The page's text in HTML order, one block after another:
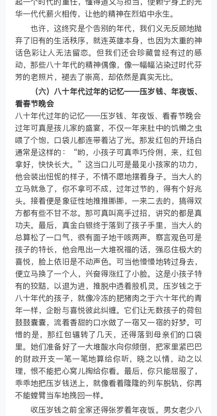
华一代代薪火相传，让他的精神在烈焰中永生。
也许，这终究是个告别的年代，我们义无反顾地抛
弃了旧有的生活秩序，就连英雄本身，也因为太重的神
话色彩让人无法留恋。但我们还会珍藏曾经有过的感
动，那些八十年代的精神偶像，像一幅幅沾染过时代芬
芳的老照片，褪去了崇高，却依然是真实无比。
（六）八十年代过年的记忆——压岁钱、年夜饭、
看春节晚会
八十年代过年的记忆——压岁钱、年夜饭、看春节晚会
过年可真是孩儿家的盛宴，不仅一年来肚中的饥懒之虫
喂了个饱，口袋儿都连带着沾了光。那发红包的开场白
通常是这样的：“哟，小孩子可真乖巧伶俐，来，红包
拿好，快快长大。”这当口儿可是最见小孩家的功力，
他会装出忸怩的样子，不情不愿地摆着身子。当大人的
立马就急了，你不拿可不成，过年过节的，得有个好兆
头。接着便是象征性地推推挪挪，一来二去的，搞得双
方都有些不甘不忿。那可真叫高手过招，讲究的都是真
功夫。最后，真金白银终于落到了孩子手里，当大人的
总算松了一口气，很有面子地干咳两声。察言观色可是
孩子的特长，他会甩出一大堆祝福的话，强忍住极大的
喜悦，脸上依旧是不动声色。可当他慢慢地转过身去，
便立马换了一个人，兴奋得涨红了小脸。这是小孩子特
有的狡黠，以退为进，推脱中透着股机灵。压岁钱之于
八十年代的孩子，就像冷冻的肥猪肉之于六十年代的青
年一样，企盼与喜悦彼此纠缠。它们让无数孩子的荷包
鼓鼓囊囊，流着香甜的口水做了一宿又一宿的好梦。可
惜的是，那红包辗转了几天，还得落到母亲们的口袋
里。她们准备好了一大堆酸水向你倾倒，把家里紧巴巴
的财政开支一笔一笔地算给你听，晓之以情，动之以
理，恨不能把心窝儿掏给你看。最后，你只能屈服了，
乖乖地把压岁钱送上，就像看着隆隆的列车脱轨，你再
不能螳臂当车地挽回一样。
收压岁钱之前全家还得张罗着年夜饭。男女老少八